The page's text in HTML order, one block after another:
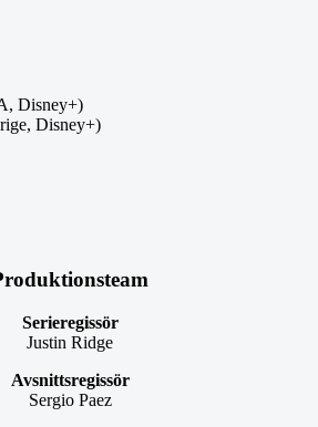
Disney+)
Disney+)
Serieregissör
Justin Ridge
Avsnittsregissör
Sergio Paez